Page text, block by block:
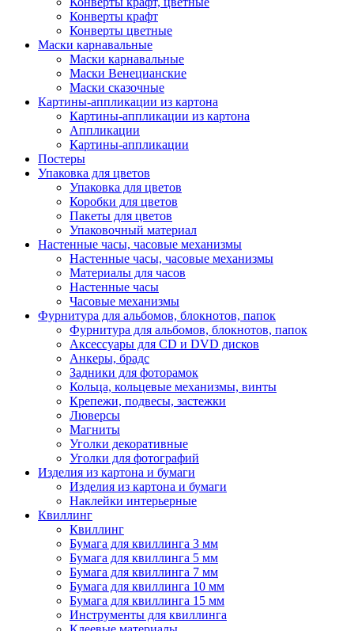
Конверты крафт
Конверты цветные
Маски карнавальные
Маски карнавальные
Маски Венецианские
Маски сказочные
Картины-аппликации из картона
Картины-аппликации из картона
Аппликации
Картины-аппликации
Постеры
Упаковка для цветов
Упаковка для цветов
Коробки для цветов
Пакеты для цветов
Упаковочный материал
Настенные часы, часовые механизмы
Настенные часы, часовые механизмы
Материалы для часов
Настенные часы
Часовые механизмы
Фурнитура для альбомов, блокнотов, папок
Фурнитура для альбомов, блокнотов, папок
Аксессуары для CD и DVD дисков
Анкеры, брадс
Задники для фоторамок
Кольца, кольцевые механизмы, винты
Крепежи, подвесы, застежки
Люверсы
Магниты
Уголки декоративные
Уголки для фотографий
Изделия из картона и бумаги
Изделия из картона и бумаги
Наклейки интерьерные
Квиллинг
Квиллинг
Бумага для квиллинга 3 мм
Бумага для квиллинга 5 мм
Бумага для квиллинга 7 мм
Бумага для квиллинга 10 мм
Бумага для квиллинга 15 мм
Инструменты для квиллинга